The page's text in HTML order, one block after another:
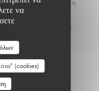
να
(cookies)
σε αυτή την αξιολόγηση
avec plaisir que nous
Bistro Aux Dés Calés
des beaux jours
À très bientôt dans
Dés Calés.